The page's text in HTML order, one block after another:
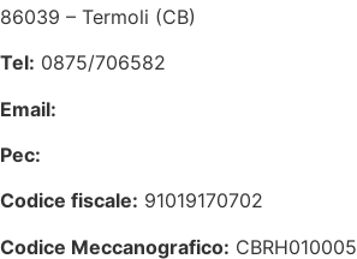
86039 – Termoli (CB)
Tel: 0875/706582
Email:
Pec:
Codice fiscale: 91019170702
Codice Meccanografico: CBRH010005